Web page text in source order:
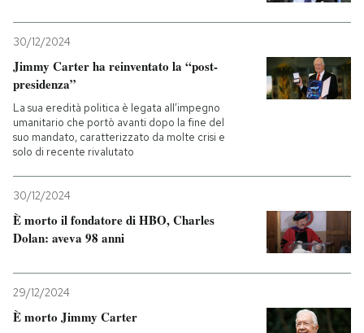
I MIEI PREFERITI
SHOP
AREA PERSONALE
30/12/2024
Jimmy Carter ha reinventato la “post-
presidenza”
La sua eredità politica è legata all’impegno
umanitario che portò avanti dopo la fine del
suo mandato, caratterizzato da molte crisi e
solo di recente rivalutato
30/12/2024
È morto il fondatore di HBO, Charles
Dolan: aveva 98 anni
29/12/2024
È morto Jimmy Carter